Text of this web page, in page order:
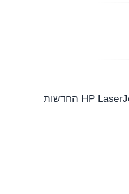
טונר תואם שחור באיכות הדפסה גבוהה, תפוקה משוערת של עד ‎950‎ עמודים (A4, כיסוי ‎5%‎). מתאים למדפסות HP LaserJet החדשות